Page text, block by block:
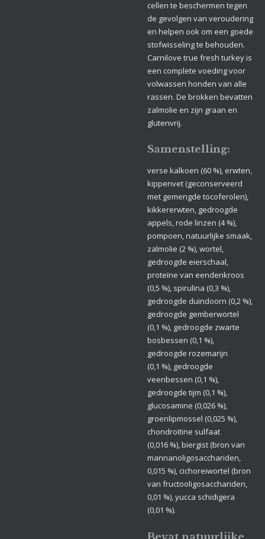
cellen te beschermen tegen
de gevolgen van veroudering
en helpen ook om een goede
stofwisseling te behouden.
Carnilove true fresh turkey is
een complete voeding voor
volwassen honden van alle
rassen. De brokken bevatten
zalmolie en zijn graan en
glutenvrij.
Samenstelling:
verse kalkoen (60 %), erwten,
kippenvet (geconserveerd
met gemengde tocoferolen),
kikkererwten, gedroogde
appels, rode linzen (4 %),
pompoen, natuurlijke smaak,
zalmolie (2 %), wortel,
gedroogde eierschaal,
proteïne van eendenkroos
(0,5 %), spirulina (0,3 %),
gedroogde duindoorn (0,2 %),
gedroogde gemberwortel
(0,1 %), gedroogde zwarte
bosbessen (0,1 %),
gedroogde rozemarijn
(0,1 %), gedroogde
veenbessen (0,1 %),
gedroogde tijm (0,1 %),
glucosamine (0,026 %),
groenlipmossel (0,025 %),
chondroïtine sulfaat
(0,016 %), biergist (bron van
mannanoligosacchariden,
0,015 %), cichoreiwortel (bron
van fructooligosacchariden,
0,01 %), yucca schidigera
(0,01 %).